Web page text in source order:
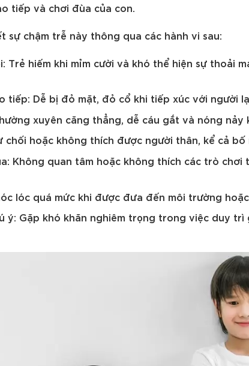
tiếp và chơi đùa của con.
sự chậm trễ này thông qua các hành vi sau:
Trẻ hiếm khi mỉm cười và khó thể hiện sự thoải
tiếp: Dễ bị đỏ mặt, đỏ cổ khi tiếp xúc với người
xuyên căng thẳng, dễ cáu gắt và nóng nảy
chối hoặc không thích được người thân, kể cả bố
Không quan tâm hoặc không thích các trò
lóc quá mức khi được đưa đến môi trường
ý: Gặp khó khăn nghiêm trọng trong việc duy